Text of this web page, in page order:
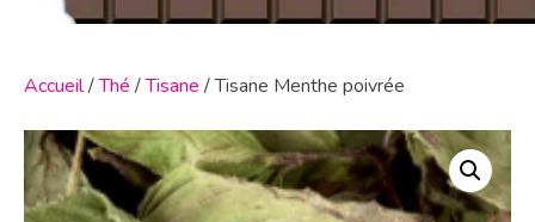
Accueil/Thé /Tisane / Tisane Menthe poivrée